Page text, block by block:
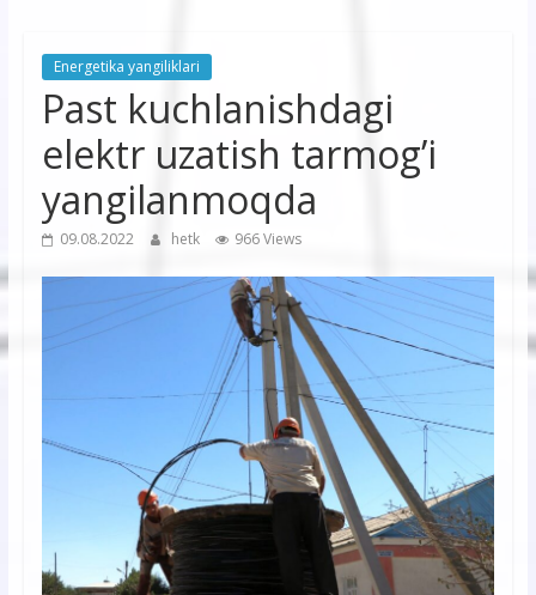
korxonasi”
Energetika yangiliklari
Past kuchlanishdagi
elektr uzatish tarmog’i
yangilanmoqda
09.08.2022 hetk 966 Views